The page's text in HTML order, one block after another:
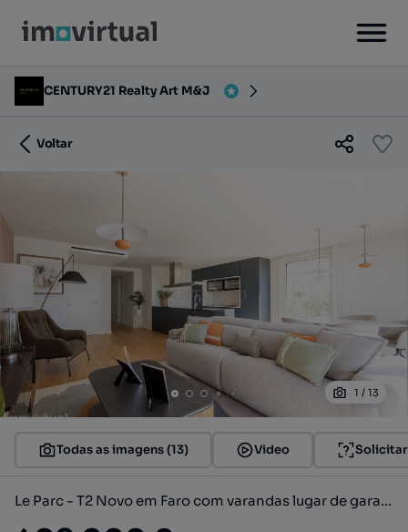
CENTURY21 Realty Art M&J
Voltar
1 / 13
Todas as imagens (13) Video
Le Parc - T2 Novo em Faro com varandas lugar de garagem e arrecadação